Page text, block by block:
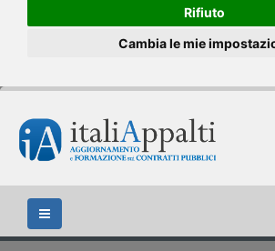
Rifiuto
Cambia le mie